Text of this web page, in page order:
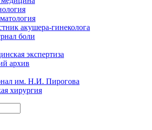
акушера-гинеколога
боли
экспертиза
архив
им. Н.И. Пирогова
хирургия